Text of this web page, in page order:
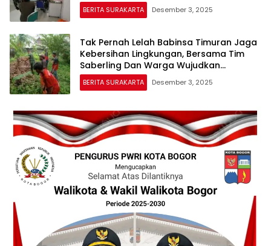
BERITA SURAKARTA Desember 3, 2025
Tak Pernah Lelah Babinsa Timuran Jaga
Kebersihan Lingkungan, Bersama Tim
Saberling Dan Warga Wujudkan
Lingkungan Bersih Dan Sehat
BERITA SURAKARTA Desember 3, 2025